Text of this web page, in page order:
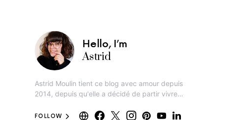
Hello, I’m
Astrid
Astrid Moulin tient ce blog avec amour depuis
2014, depuis qu'elle a décidé de partir vivre…
FOLLOW